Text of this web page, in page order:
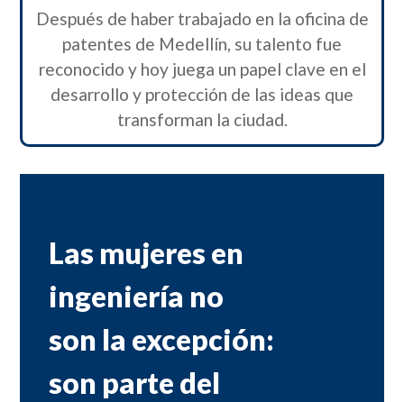
Después de haber trabajado en la oficina de
patentes de Medellín, su talento fue
reconocido y hoy juega un papel clave en el
desarrollo y protección de las ideas que
transforman la ciudad.
Las mujeres en
ingeniería no
son la excepción:
son parte del